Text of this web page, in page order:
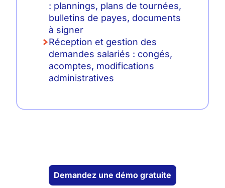
: plannings, plans de tournées,
bulletins de payes, documents
à signer
Réception et gestion des
demandes salariés : congés,
acomptes, modifications
administratives
Demandez une démo gratuite